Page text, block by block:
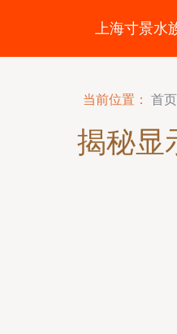
上海寸景水
当前位置： 首页
揭秘显